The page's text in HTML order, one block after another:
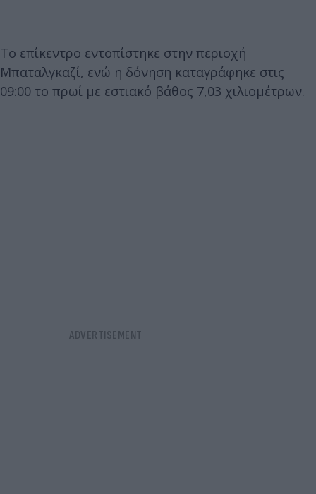
Το επίκεντρο εντοπίστηκε στην περιοχή
Μπαταλγκαζί, ενώ η δόνηση καταγράφηκε στις
09:00 το πρωί με εστιακό βάθος 7,03 χιλιομέτρων.